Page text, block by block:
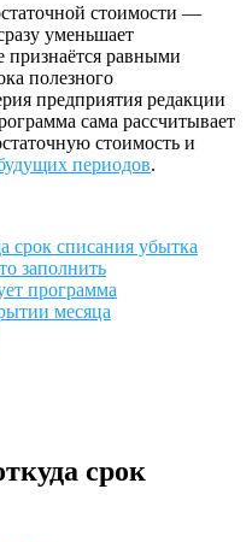
стоимости —
уменьшает
признаётся равными
полезного
предприятия редакции
сама рассчитывает
стоимость и
периодов.
срок списания убытка
заполнить
программа
месяца
срок